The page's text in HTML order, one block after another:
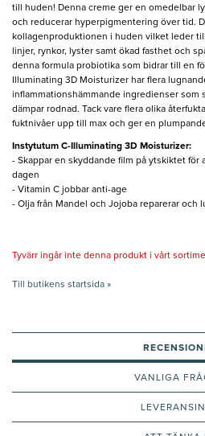
till huden! Denna creme ger en omedelbar
och reducerar hyperpigmentering över tid.
kollagenproduktionen i huden vilket leder
linjer, rynkor, lyster samt ökad fasthet och
denna formula probiotika som bidrar till en
Illuminating 3D Moisturizer har flera
inflammationshämmande ingredienser som
dämpar rodnad. Tack vare flera olika
fuktnivåer upp till max och ger en
Instytutum C-Illuminating 3D Moisturizer:
- Skappar en skyddande film på ytskiktet för
dagen
- Vitamin C jobbar anti-age
- Olja från Mandel och Jojoba reparerar och
Tyvärr ingår inte denna produkt i vårt
Till butikens startsida »
VANLIGA